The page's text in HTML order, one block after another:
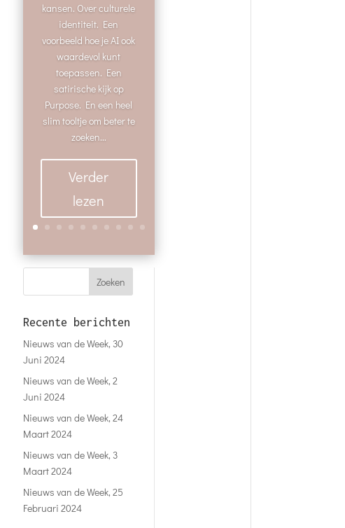
kansen. Over culturele
identiteit. Een
voorbeeld hoe je AI ook
waardevol kunt
toepassen. Een
satirische kijk op
Purpose. En een heel
slim tooltje om beter te
zoeken...
Verder
lezen
Recente berichten
Nieuws van de Week, 30
Juni 2024
Nieuws van de Week, 2
Juni 2024
Nieuws van de Week, 24
Maart 2024
Nieuws van de Week, 3
Maart 2024
Nieuws van de Week, 25
Februari 2024